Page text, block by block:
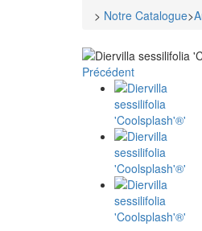
> Notre Catalogue>
Précédent